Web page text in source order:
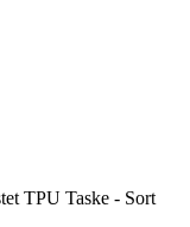
TPU Taske - Sort